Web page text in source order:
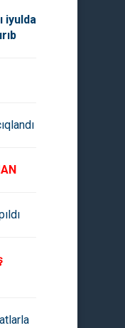
iyulda